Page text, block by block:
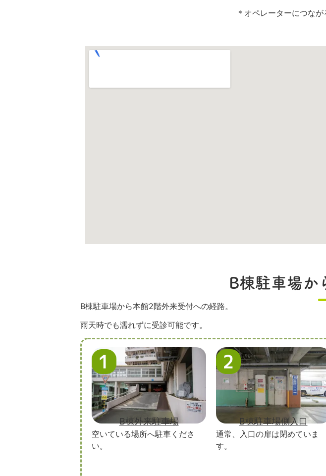
＊オペレーターにつな
B棟駐車場か
B棟駐車場から本館2階外来受付への経路。
雨天時でも濡れずに受診可能です。
B棟外来駐車場
空いている場所へ駐車くださ
い。
B棟駐車場側入口
通常、入口の扉は閉めていま
す。